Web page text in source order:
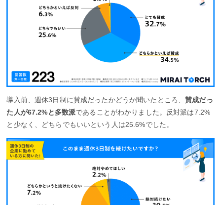
導入前、週休3日制に賛成だったかどうか聞いたところ、賛成だっ
た人が67.2%と多数派であることがわかりました。反対派は7.2%
と少なく、どちらでもいいという人は25.6%でした。